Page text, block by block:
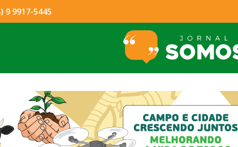
9 9917-5445